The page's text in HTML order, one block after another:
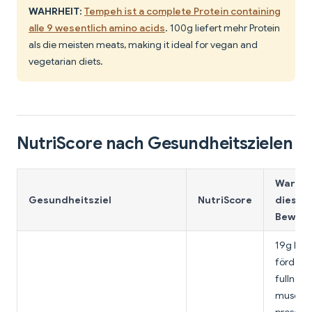
WAHRHEIT: Tempeh ist a complete Protein containing
alle 9 wesentlich amino acids. 100g liefert mehr Protein
als die meisten meats, making it ideal for vegan and
vegetarian diets.
NutriScore nach Gesundheitszielen
Gesundheitsziel NutriScore
Warum
diese
19g
fördert
fullness
muscle